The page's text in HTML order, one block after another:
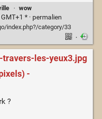
· wow
* · permalien
index.php?/category/33
·
les-yeux3.jpg
-
?